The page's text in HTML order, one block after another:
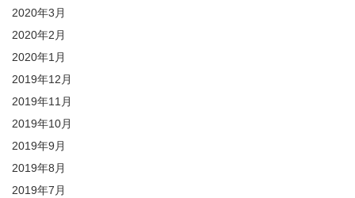
2020年3月
2020年2月
2020年1月
2019年12月
2019年11月
2019年10月
2019年9月
2019年8月
2019年7月